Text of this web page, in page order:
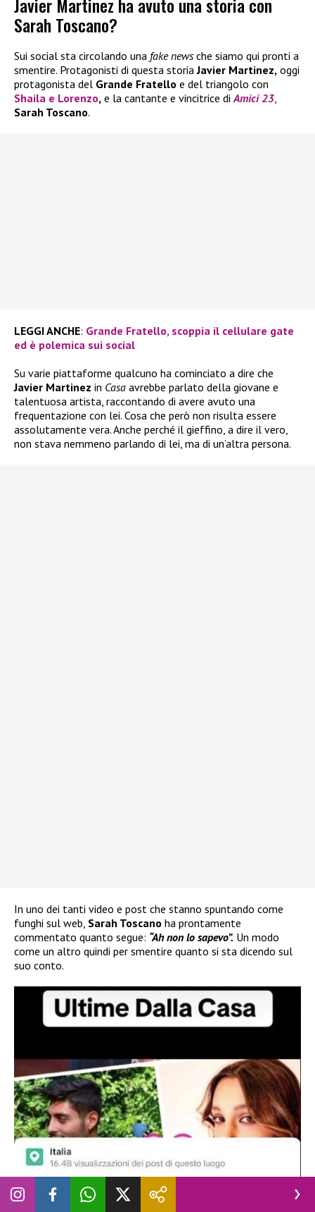
Sarah Toscano?
Sui social sta circolando una fake newsche siamo qui pronti a
smentire. Protagonisti di questa storiaJavier Martinez, oggi
protagonista del Grande Fratello e del triangolo con
Shaila e Lorenzo, e la cantante e vincitrice di Amici 23
Sarah Toscano.
LEGGI ANCHE: Grande Fratello, scoppia il cellulare gate
ed è polemica sui social
Su varie piattaforme qualcuno ha cominciato a dire che
Javier Martinez in Casa avrebbe parlato della giovane e
talentuosa artista, raccontando di avere avuto una
frequentazione con lei. Cosa che però non risulta essere
assolutamente vera. Anche perché il gieffino, a dire il vero,
non stava nemmeno parlando di lei, ma di un’altra persona.
In uno dei tanti video e post che stanno spuntando come
funghi sul web, Sarah Toscano ha prontamente
commentato quanto segue: “Ah non lo sapevo”. Un modo
come un altro quindi per smentire quanto si sta dicendo sul
suo conto.